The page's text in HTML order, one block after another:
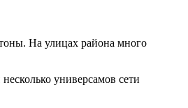
На улицах района много
универсамов сети